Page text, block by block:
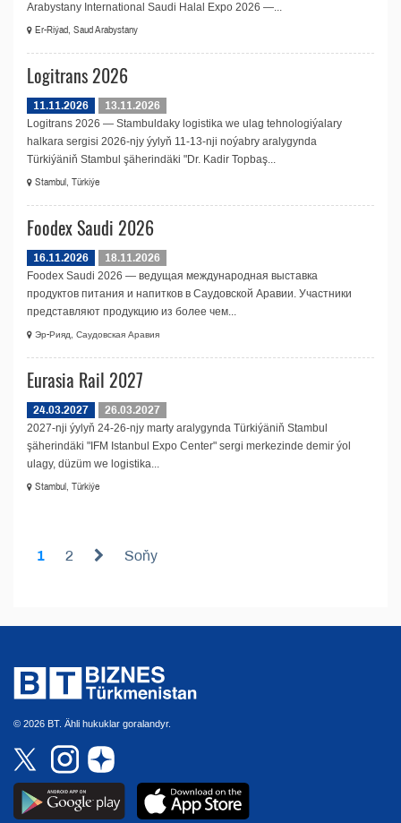
Arabystany International Saudi Halal Expo 2026 —...
Er-Riýad, Saud Arabystany
Logitrans 2026
11.11.2026
13.11.2026
Logitrans 2026 — Stambuldaky logistika we ulag tehnologiýalary
halkara sergisi 2026-njy ýylyň 11-13-nji noýabry aralygynda
Türkiýäniň Stambul şäherindäki "Dr. Kadir Topbaş...
Stambul, Türkiýe
Foodex Saudi 2026
16.11.2026
18.11.2026
Foodex Saudi 2026 — ведущая международная выставка
продуктов питания и напитков в Саудовской Аравии. Участники
представляют продукцию из более чем...
Эр-Рияд, Саудовская Аравия
Eurasia Rail 2027
24.03.2027
26.03.2027
2027-nji ýylyň 24-26-njy marty aralygynda Türkiýäniň Stambul
şäherindäki "IFM Istanbul Expo Center" sergi merkezinde demir ýol
ulagy, düzüm we logistika...
Stambul, Türkiýe
1 2 Soňy
© 2026 BT. Ähli hukuklar goralandyr.